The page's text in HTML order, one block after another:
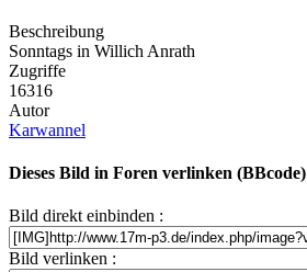
Beschreibung
Sonntags in Willich Anrath
Zugriffe
16316
Autor
Karwannel
Dieses Bild in Foren verlinken (BBcode)
Bild direkt einbinden :
Bild verlinken :